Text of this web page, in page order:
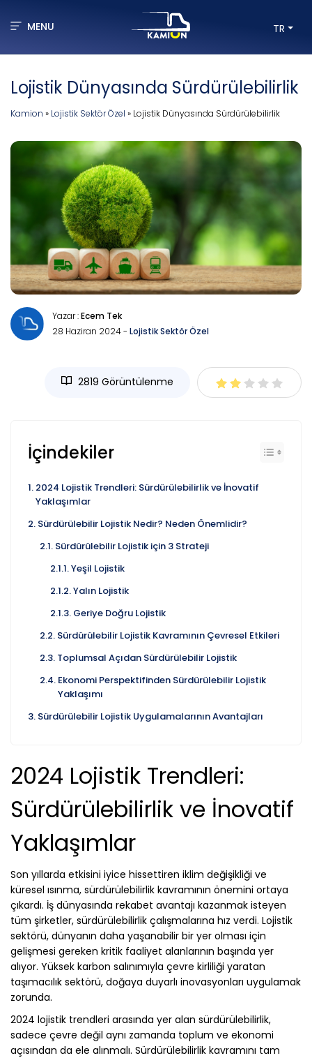
MENU TR
Lojistik Dünyasında Sürdürülebilirlik
Kamion » Lojistik Sektör Özel » Lojistik Dünyasında Sürdürülebilirlik
Yazar :Ecem Tek
28 Haziran 2024 - Lojistik Sektör Özel
2819 Görüntülenme
İçindekiler
2024 Lojistik Trendleri: Sürdürülebilirlik ve İnovatif
Yaklaşımlar
Sürdürülebilir Lojistik Nedir? Neden Önemlidir?
Sürdürülebilir Lojistik için 3 Strateji
Yeşil Lojistik
Yalın Lojistik
Geriye Doğru Lojistik
Sürdürülebilir Lojistik Kavramının Çevresel Etkileri
Toplumsal Açıdan Sürdürülebilir Lojistik
Ekonomi Perspektifinden Sürdürülebilir Lojistik
Yaklaşımı
Sürdürülebilir Lojistik Uygulamalarının Avantajları
2024 Lojistik Trendleri:
Sürdürülebilirlik ve İnovatif
Yaklaşımlar
Son yıllarda etkisini iyice hissettiren iklim değişikliği ve
küresel ısınma, sürdürülebilirlik kavramının önemini ortaya
çıkardı. İş dünyasında rekabet avantajı kazanmak isteyen
tüm şirketler, sürdürülebilirlik çalışmalarına hız verdi. Lojistik
sektörü, dünyanın daha yaşanabilir bir yer olması için
gelişmesi gereken kritik faaliyet alanlarının başında yer
alıyor. Yüksek karbon salınımıyla çevre kirliliği yaratan
taşımacılık sektörü, doğaya duyarlı inovasyonları uygulamak
zorunda.
2024 lojistik trendleri arasında yer alan sürdürülebilirlik,
sadece çevre değil aynı zamanda toplum ve ekonomi
açısından da ele alınmalı. Sürdürülebilirlik kavramını tam